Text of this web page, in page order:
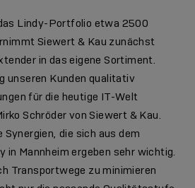
Lindy-Portfolio etwa 2500
Siewert & Kau zunächst
in das eigene Sortiment.
unseren Kunden qualitativ
für die heutige IT-Welt
Schröder von Siewert & Kau.
Synergien, die sich aus dem
in Mannheim ergeben sehr wichtig.
Transportwege zu minimieren